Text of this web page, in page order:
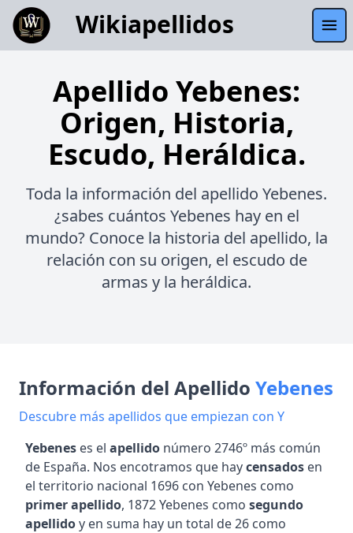
Wikiapellidos
Apellido Yebenes:
Origen, Historia,
Escudo, Heráldica.
Toda la información del apellido Yebenes.
¿sabes cuántos Yebenes hay en el
mundo? Conoce la historia del apellido, la
relación con su origen, el escudo de
armas y la heráldica.
Información del Apellido Yebenes
Descubre más apellidos que empiezan con Y
Yebenes es el apellido número 2746º más común
de España. Nos encotramos que haycensados en
el territorio nacional 1696 con Yebenes como
primer apellido, 1872 Yebenes como segundo
apellidoy en suma hay un total de 26 como